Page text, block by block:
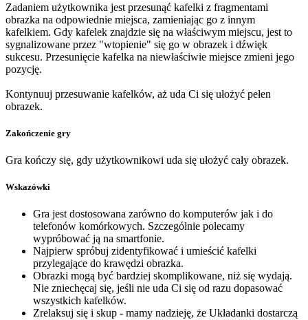
Zadaniem użytkownika jest przesunąć kafelki z fragmentami
obrazka na odpowiednie miejsca, zamieniając go z innym
kafelkiem. Gdy kafelek znajdzie się na właściwym miejscu, jest to
sygnalizowane przez "wtopienie" się go w obrazek i dźwięk
sukcesu. Przesunięcie kafelka na niewłaściwie miejsce zmieni jego
pozycję.
Kontynuuj przesuwanie kafelków, aż uda Ci się ułożyć pełen
obrazek.
Zakończenie gry
Gra kończy się, gdy użytkownikowi uda się ułożyć cały obrazek.
Wskazówki
Gra jest dostosowana zarówno do komputerów jak i do
telefonów komórkowych. Szczególnie polecamy
wypróbować ją na smartfonie.
Najpierw spróbuj zidentyfikować i umieścić kafelki
przylegające do krawędzi obrazka.
Obrazki mogą być bardziej skomplikowane, niż się wydają.
Nie zniechęcaj się, jeśli nie uda Ci się od razu dopasować
wszystkich kafelków.
Zrelaksuj się i skup - mamy nadzieję, że Układanki dostarczą